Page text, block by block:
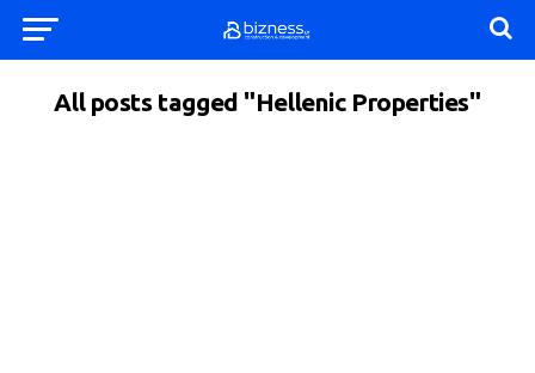
All posts tagged "Hellenic Properties"